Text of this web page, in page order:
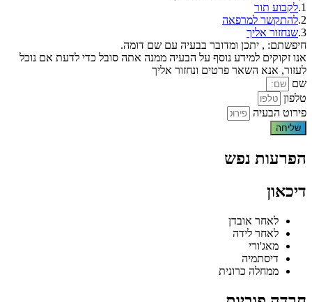
1. לקבוע תור
2. להתקשר למרפאה
3. שנחזור אליך
חיפשתם: , יתכן ומדובר בבעיה עם שם דומה.
אנו זקוקים למידע נוסף על הבעיה ממנה אתה סובל כדי לדעת אם נוכל
לעזור, אנא השאר פרטים ונחזור אליך
שם
טלפון
פירוט הבעיה
שליחה
הפרעות נפש
דיכאון
לאחר אובדן
לאחר לידה
מאג'ורי
דיסתמיה
ממחלה כרונית